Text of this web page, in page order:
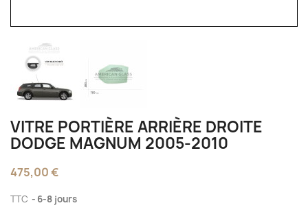
VITRE PORTIÈRE ARRIÈRE DROITE
DODGE MAGNUM 2005-2010
475,00 €
TTC 6-8 jours